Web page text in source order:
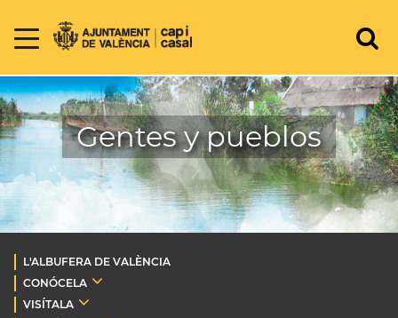
Gentes y pueblos
L'ALBUFERA DE VALÈNCIA
CONÓCELA
VISÍTALA